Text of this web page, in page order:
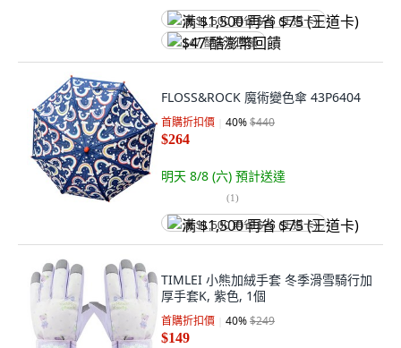
满 $1,500 再省 $75 (王道卡)
$47 酷澎幣回饋
FLOSS&ROCK 魔術變色傘 43P6404
首購折扣價 40%$440
$264
明天 8/8 (六) 預計送達
(1)
满 $1,500 再省 $75 (王道卡)
TIMLEI 小熊加絨手套 冬季滑雪騎行加
厚手套K, 紫色, 1個
首購折扣價 40%$249
$149